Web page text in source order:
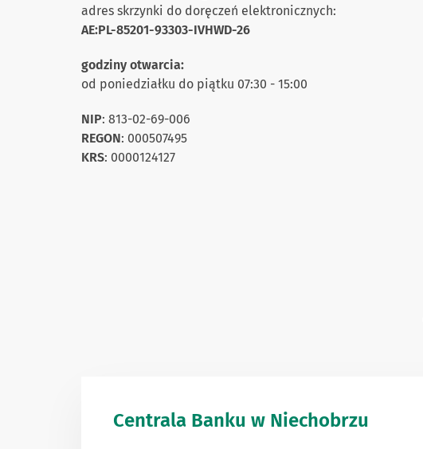
adres skrzynki do doręczeń elektronicznych:
AE:PL-85201-93303-IVHWD-26
godziny otwarcia:
od poniedziałku do piątku 07:30 - 15:00
NIP: 813-02-69-006
REGON: 000507495
KRS: 0000124127
Centrala Banku w Niechobrzu